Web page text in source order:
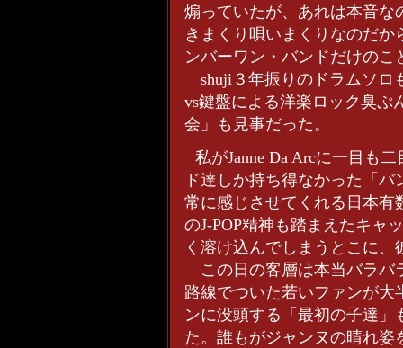
煽っていたが、あれは本音な
きまくり唄いまくりなのだ
ンバーワン・バンドだけのこ
shuji３年振りのドラムソロ
vs鍵盤による洋楽ロック臭ぷ
会」も見事だった。
私がJanne Da Arcに一目も
ド達しか持ち得なかった「
常に感じさせてくれる日本有
のJ-POP精神も踏まえたキャ
く溶け込んでしまうとこに
この日の客層は本当バラバ
路線でついた若いファンが
ンに没頭する「最初の子達
た。誰もがジャンヌの晴れ